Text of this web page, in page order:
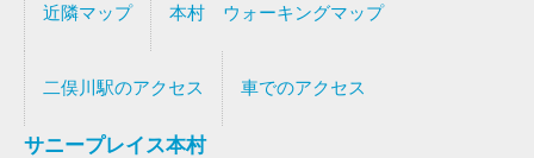
近隣マップ 本村 ウォーキングマップ
二俣川駅のアクセス 車でのアクセス
サニープレイス本村